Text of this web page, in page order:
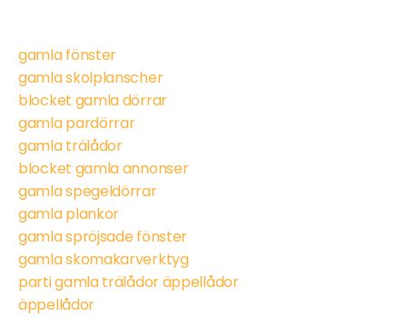
gamla fönster
gamla skolplanscher
blocket gamla dörrar
gamla pardörrar
gamla trälådor
blocket gamla annonser
gamla spegeldörrar
gamla plankor
gamla spröjsade fönster
gamla skomakarverktyg
parti gamla trälådor äppellådor
äppellådor